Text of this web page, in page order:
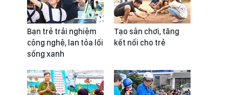
Bạn trẻ trải nghiệm
công nghệ, lan tỏa lối
sống xanh
Tạo sân chơi, tăng
kết nối cho trẻ